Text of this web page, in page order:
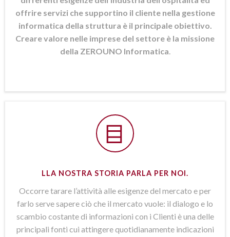
offrire servizi che supportino il cliente nella gestione
informatica della struttura è il principale obiettivo.
Creare valore nelle imprese del settore è la missione
della ZEROUNO Informatica
LLA NOSTRA STORIA PARLA PER NOI.
Occorre tarare l’attività alle esigenze del mercato e per
farlo serve sapere ciò che il mercato vuole: il dialogo e lo
scambio costante di informazioni con i Clienti è una delle
principali fonti cui attingere quotidianamente indicazioni